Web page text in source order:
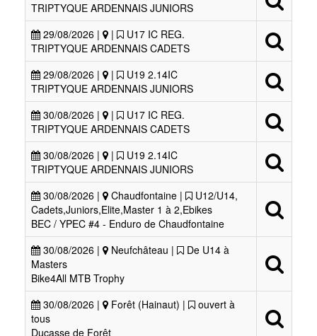
TRIPTYQUE ARDENNAIS JUNIORS
29/08/2026 |
|
U17 IC REG.
TRIPTYQUE ARDENNAIS CADETS
29/08/2026 |
|
U19 2.14IC
TRIPTYQUE ARDENNAIS JUNIORS
30/08/2026 |
|
U17 IC REG.
TRIPTYQUE ARDENNAIS CADETS
30/08/2026 |
|
U19 2.14IC
TRIPTYQUE ARDENNAIS JUNIORS
30/08/2026 |
Chaudfontaine |
U12/U14,
Cadets,Juniors,Elite,Master 1 à 2,Ebikes
BEC / YPEC #4 - Enduro de Chaudfontaine
30/08/2026 |
Neufchâteau |
De U14 à
Masters
Bike4All MTB Trophy
30/08/2026 |
Forêt (Hainaut) |
ouvert à
tous
Ducasse de Forêt